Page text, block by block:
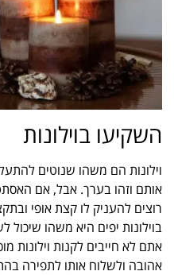
השקיעו בוילונות
וילונות הם משהו שנוטים
אותם וזהו בערך. אבל, אם
רוצים להעניק לו קצת אופי
בוילונות יפים היא משהו
אתם לא חייבים לקנות וילונות
אהובה ולשלוח אותו לתפירה